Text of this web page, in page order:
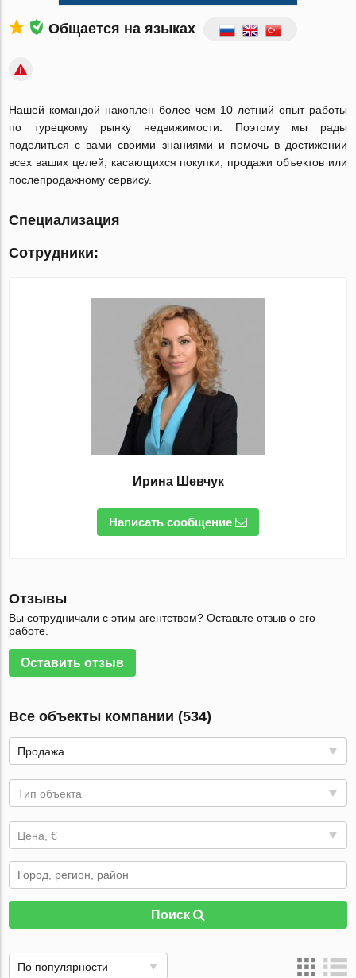
Общается на языках
Нашей командой накоплен более чем 10 летний опыт работы
по турецкому рынку недвижимости. Поэтому мы рады
поделиться с вами своими знаниями и помочь в достижении
всех ваших целей, касающихся покупки, продажи объектов или
послепродажному сервису.
Специализация
Сотрудники:
Ирина Шевчук
Написать сообщение
Отзывы
Вы сотрудничали с этим агентством? Оставьте отзыв о его
работе.
Оставить отзыв
Все объекты компании (534)
Продажа
Тип объекта
Цена, €
Поиск
По популярности